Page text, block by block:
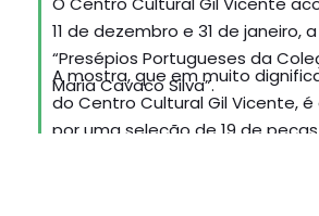
11 de dezembro e 31 de janeiro,
“Presépios Portugueses da
Maria Cavaco Silva”.
A mostra, que em muito
do Centro Cultural Gil Vicente,
por uma seleção de 19 de